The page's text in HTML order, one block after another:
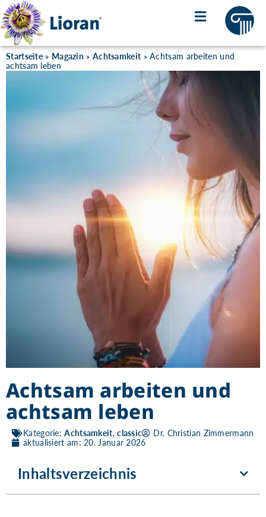
Startseite » Magazin » Achtsamkeit »Achtsam arbeiten und
achtsam leben
Achtsam arbeiten und
achtsam leben
Kategorie:Achtsamkeit,classic
Dr. Christian Zimmermann
aktualisiert am: 20. Januar 2026
Inhaltsverzeichnis